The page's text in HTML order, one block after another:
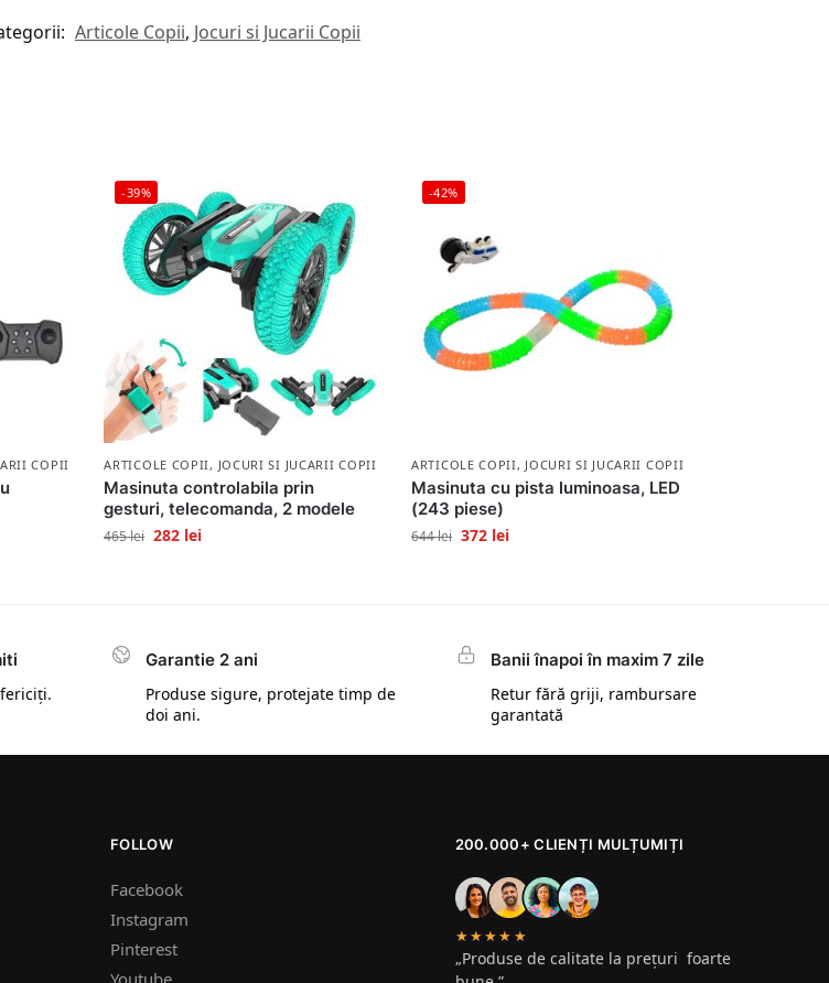
Articole Copii, Jocuri si Jucarii Copii
COPII
-39%
ARTICOLE COPII, JOCURI SI JUCARII COPII
Masinuta controlabila prin
gesturi, telecomanda, 2 modele
465lei 282 lei
-42%
ARTICOLE COPII, JOCURI SI JUCARII COPII
Masinuta cu pista luminoasa, LED
(243 piese)
644lei 372 lei
Garantie 2 ani
Produse sigure, protejate timp de
doi ani.
Banii înapoi în maxim 7 zile
Retur fără griji, rambursare
garantată
FOLLOW
Facebook
Instagram
Pinterest
200.000+ CLIENȚI MULȚUMIȚI
★★★★★
„Produse de calitate la prețuri foarte